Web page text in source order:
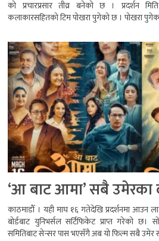
को प्रचारप्रसार तीव्र बनेको छ । प्रदर्शन
कलाकारसहितको टिम पोखरा पुगेको छ । पोखरा
‘आ बाट आमा’ सबै उमेरका
काठमाडौँ । यही माघ १६ गतेदेखि प्रदर्शनमा आउन
बोर्डबाट युनिभर्सल सर्टिफिकेट प्राप्त गरेको छ।
समितिबाट सेन्सर पास भएसँगै अब यो फिल्म सबै उमेर